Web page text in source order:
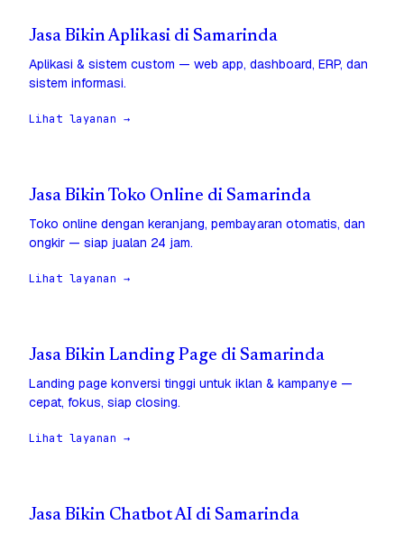
Jasa Bikin Aplikasi di Samarinda
Aplikasi & sistem custom — web app, dashboard, ERP, dan
sistem informasi.
Lihat layanan →
Jasa Bikin Toko Online di Samarinda
Toko online dengan keranjang, pembayaran otomatis, dan
ongkir — siap jualan 24 jam.
Lihat layanan →
Jasa Bikin Landing Page di Samarinda
Landing page konversi tinggi untuk iklan & kampanye —
cepat, fokus, siap closing.
Lihat layanan →
Jasa Bikin Chatbot AI di Samarinda